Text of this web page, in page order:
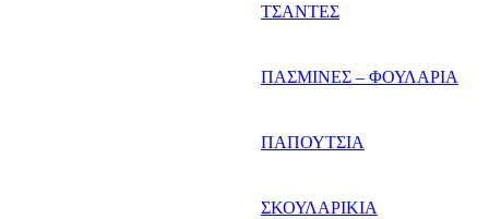
ΤΣΑΝΤΕΣ
ΠΑΣΜΙΝΕΣ – ΦΟΥΛΑΡΙΑ
ΠΑΠΟΥΤΣΙΑ
ΣΚΟΥΛΑΡΙΚΙΑ